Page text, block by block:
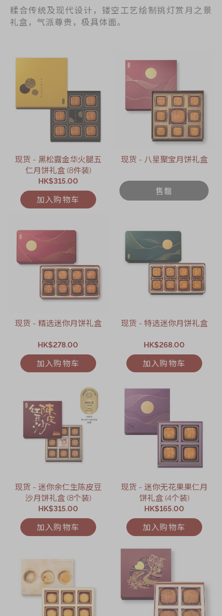
糅合传统及现代设计，镂空工艺绘制挑灯赏月之景
礼盒，气派尊贵，极具体面。
现货 - 黑松露金华火腿五
仁月饼礼盒 (8件装)
HK$315.00
加入购物车
现货 - 八星聚宝月饼礼盒
售罄
现货 - 精选迷你月饼礼盒
HK$278.00
加入购物车
现货 - 特选迷你月饼礼盒
HK$268.00
加入购物车
现货 - 迷你余仁生陈皮豆
沙月饼礼盒 (8个装)
HK$315.00
加入购物车
现货 - 迷你无花果果仁月
饼礼盒 (4个装)
HK$165.00
加入购物车